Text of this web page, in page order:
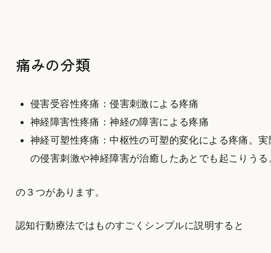
痛みの分類
侵害受容性疼痛：侵害刺激による疼痛
神経障害性疼痛：神経の障害による疼痛
神経可塑性疼痛：中枢性の可塑的変化による疼痛。実
の侵害刺激や神経障害が治癒したあとでも起こりうる
の３つがあります。
認知行動療法ではものすごくシンプルに説明すると